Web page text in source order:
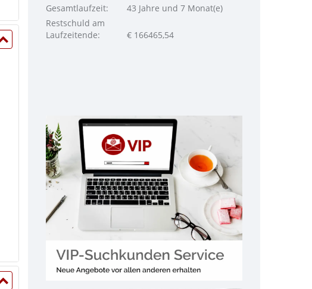
Gesamtlaufzeit:
43 Jahre und 7 Monat(e)
Restschuld am
Laufzeitende:
€ 166465,54